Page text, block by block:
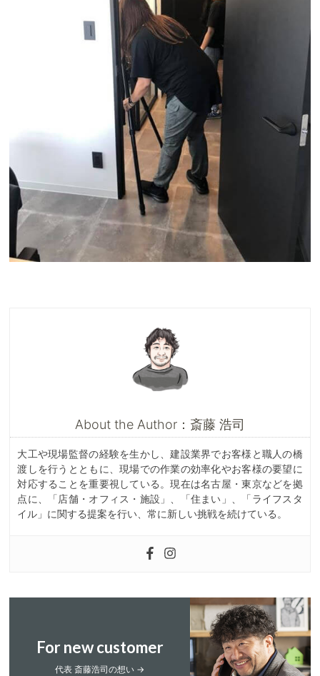
About the Author：斎藤 浩司
大工や現場監督の経験を生かし、建設業界でお客様と職人の橋
渡しを行うとともに、現場での作業の効率化やお客様の要望に
対応することを重要視している。現在は名古屋・東京などを拠
点に、「店舗・オフィス・施設」、「住まい」、「ライフスタ
イル」に関する提案を行い、常に新しい挑戦を続けている。
For new customer
代表 斎藤浩司の想い →